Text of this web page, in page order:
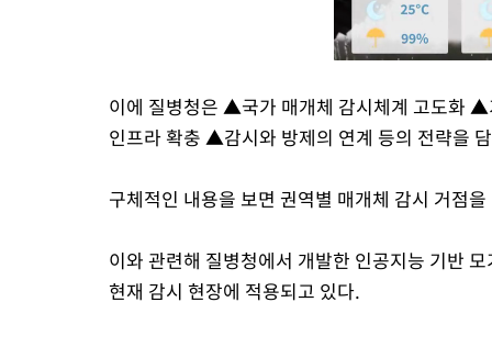
이에 질병청은 ▲국가 매개체 감시체계 고도화
인프라 확충 ▲감시와 방제의 연계 등의 전략을
구체적인 내용을 보면 권역별 매개체 감시 거점
이와 관련해 질병청에서 개발한 인공지능 기반
현재 감시 현장에 적용되고 있다.